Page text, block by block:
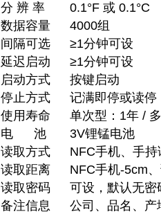
分 辨 率
0.1°F 或 0.1°C
数据容量
4000组
间隔可选
≥1分钟可设
延迟启动
≥1分钟可设
启动方式
按键启动
停止方式
记满即停或读停
使用寿命
单次型：1年 /
电 池
3V锂锰电池
读取方式
NFC手机、手
读取距离
NFC手机-5cm
读取密码
可设，默认无密
备注信息
公司、品名、产